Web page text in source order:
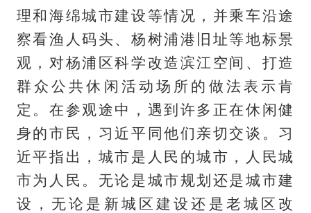
理和海绵城市建设等情况，并乘车沿途
察看渔人码头、杨树浦港旧址等地标景
观，对杨浦区科学改造滨江空间、打造
群众公共休闲活动场所的做法表示肯
定。在参观途中，遇到许多正在休闲健
身的市民，习近平同他们亲切交谈。习
近平指出，城市是人民的城市，人民城
市为人民。无论是城市规划还是城市建
设，无论是新城区建设还是老城区改